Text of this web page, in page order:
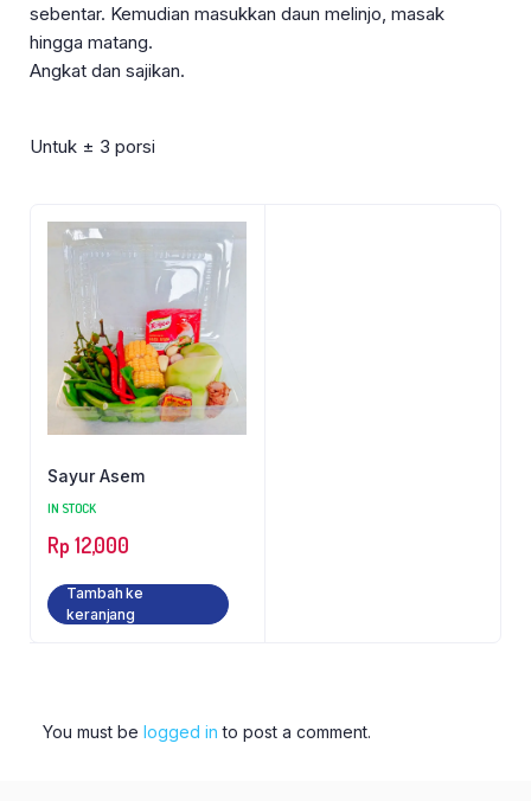
sebentar. Kemudian masukkan daun melinjo, masak
hingga matang.
Angkat dan sajikan.
Untuk ± 3 porsi
Sayur Asem
IN STOCK
Rp 12,000
Tambah ke
keranjang
You must be logged in to post a comment.